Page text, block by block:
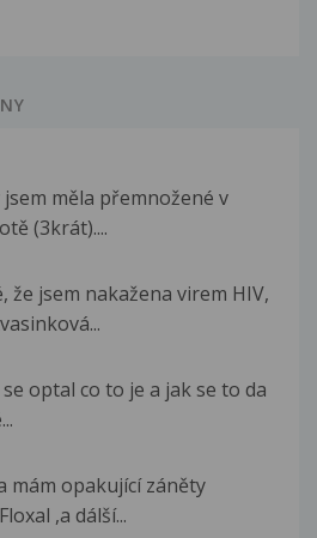
měla přemnožené v
(3krát)....
že jsem nakažena virem HIV,
optal co to je a jak se to da
mám opakující záněty
,a dálší...